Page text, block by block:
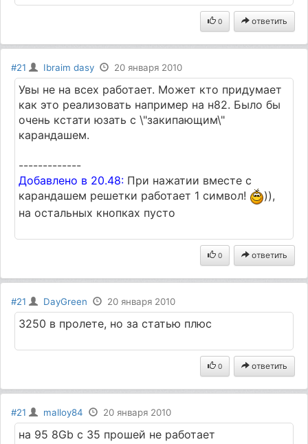
0 ответить
#21 Ibraim dasy 20 января 2010
Увы не на всех работает. Может кто придумает
как это реализовать например на н82. Было бы
очень кстати юзать с \"закипающим\"
карандашем.
-------------
Добавлено в 20.48: При нажатии вместе с
карандашем решетки работает 1 символ!
)),
на остальных кнопках пусто
0 ответить
#21 DayGreen 20 января 2010
3250 в пролете, но за статью плюс
0 ответить
#21 malloy84 20 января 2010
на 95 8Gb с 35 прошей не работает